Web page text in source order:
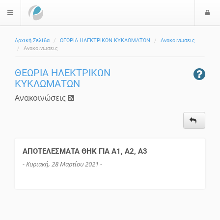
$langMenu
Αρχική Σελίδα ΘΕΩΡΙΑ ΗΛΕΚΤΡΙΚΩΝ ΚΥΚΛΩΜΑΤΩΝ
Ανακοινώσεις
Ανακοινώσεις
ΘΕΩΡΙΑ ΗΛΕΚΤΡΙΚΩΝ
ΚΥΚΛΩΜΑΤΩΝ
Ανακοινώσεις
ΑΠΟΤΕΛΕΣΜΑΤΑ ΘΗΚ ΓΙΑ Α1, Α2, Α3
- Κυριακή, 28 Μαρτίου 2021 -